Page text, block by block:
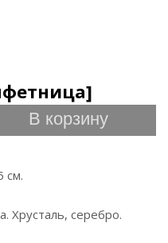
В корзину
см.
Хрусталь, серебро.